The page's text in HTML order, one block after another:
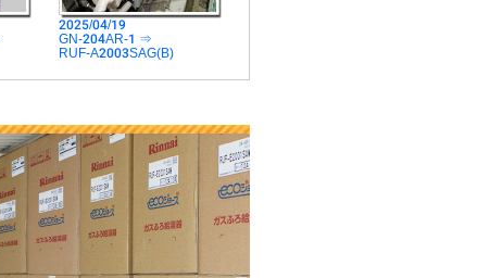
2025/04/19
GN-204AR-1 ⇒
RUF-A2003SAG(B)